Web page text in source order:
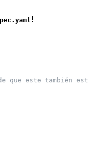
!
que este también está